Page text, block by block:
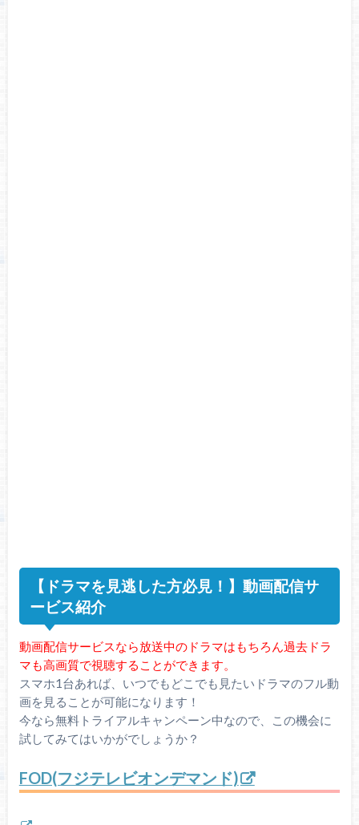
【ドラマを見逃した方必見！】動画配信サ
ービス紹介
動画配信サービスなら放送中のドラマはもちろん過去ドラ
マも高画質で視聴することができます。
スマホ1台あれば、いつでもどこでも見たいドラマのフル動
画を見ることが可能になります！
今なら無料トライアルキャンペーン中なので、この機会に
試してみてはいかがでしょうか？
FOD(フジテレビオンデマンド)